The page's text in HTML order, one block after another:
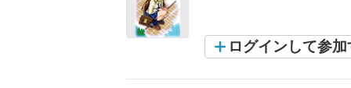
ログインして参加